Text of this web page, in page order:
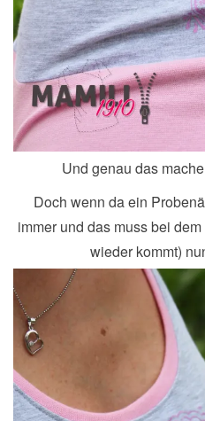
Und genau das
Doch wenn da ein
immer und das muss bei
wieder kommt)